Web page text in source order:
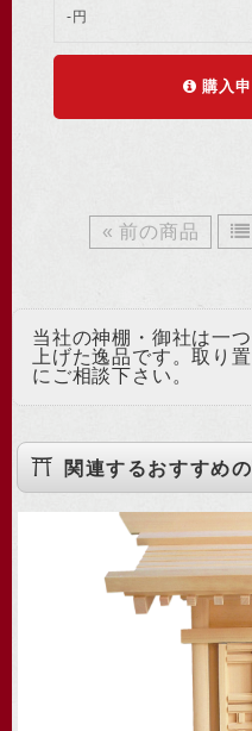
-円
購入
« 前の商品
当社の神棚・御社は一
上げた逸品です。取り
にご相談下さい。
関連するおすすめ